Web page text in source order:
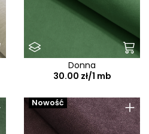
Donna
30.00 zł/1 mb
+
Nowość